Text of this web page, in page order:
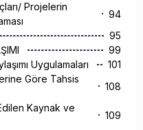
Projelerin
94
95
99
Uygulamaları
101
Göre Tahsis
108
Kaynak ve
109